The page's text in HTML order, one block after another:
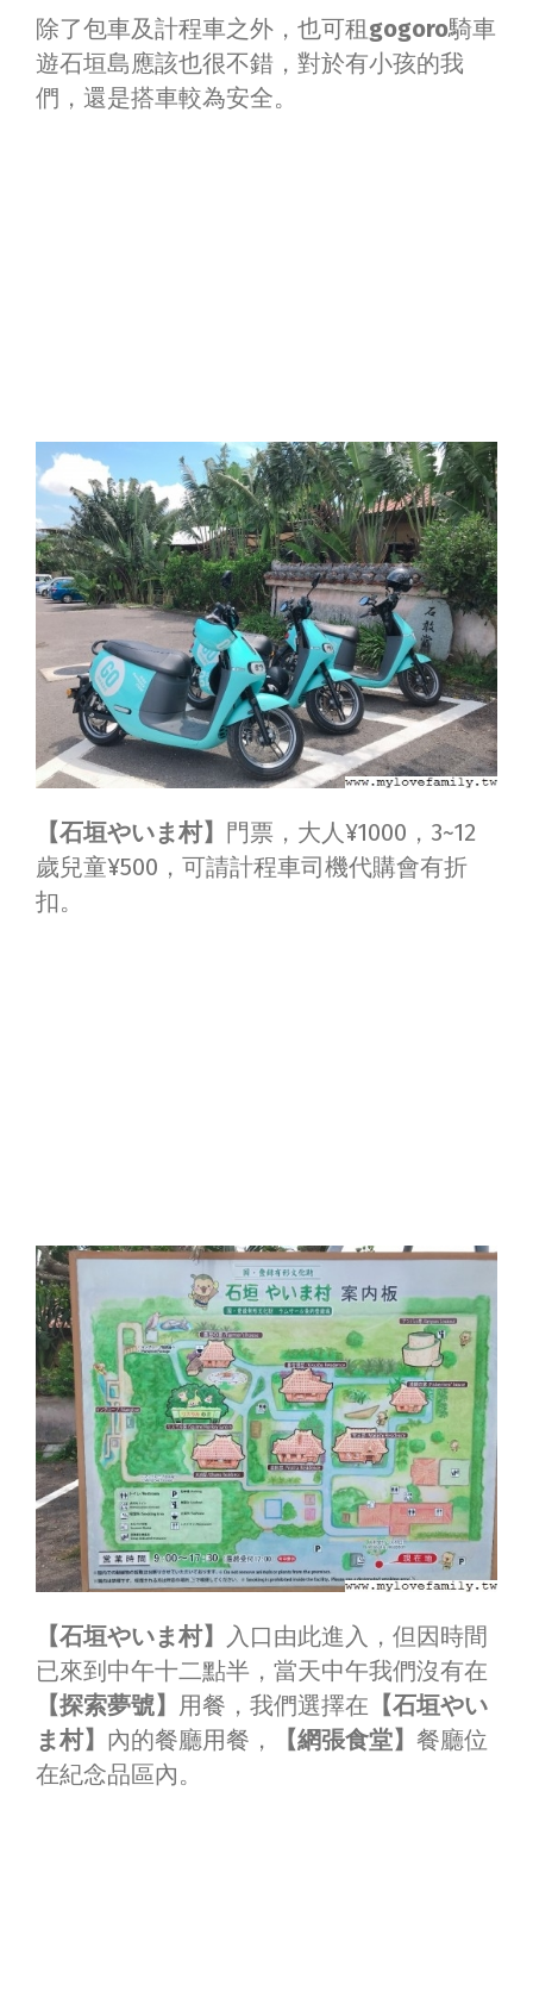
除了包車及計程車之外，也可租gogoro騎車
遊石垣島應該也很不錯，對於有小孩的我
們，還是搭車較為安全。
【石垣やいま村】 門票，大人¥1000，3~12
歲兒童¥500，可請計程車司機代購會有折
扣。
【石垣やいま村】
入口由此進入，但因時間
已來到中午十二點半，當天中午我們沒有在
【探索夢號】 用餐，我們選擇在 【石垣やい
ま村】 內的餐廳用餐， 【網張食堂】 餐廳位
在紀念品區內。